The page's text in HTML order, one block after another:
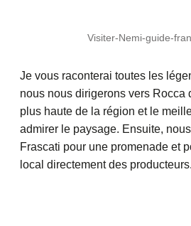
Visiter-Nemi-guide-
Je vous raconterai toutes les
nous nous dirigerons vers Rocca
plus haute de la région et le
admirer le paysage. Ensuite,
Frascati pour une promenade et
local directement des producteurs.